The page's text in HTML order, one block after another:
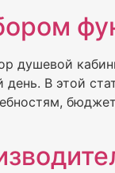
душевой
В этой